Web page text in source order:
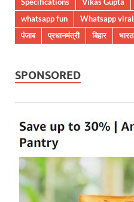
whatsapp fun
Whatsapp viral
पंजाब
प्रधानमंत्री बिहार भारत
SPONSORED